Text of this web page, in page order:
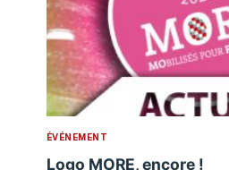
ÉVÉNEMENT
Logo MORE, encore !